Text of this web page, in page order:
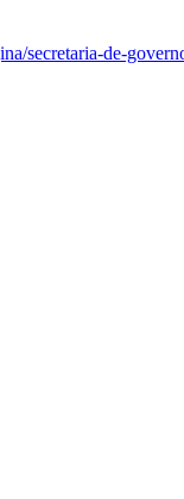
secretaria-de-